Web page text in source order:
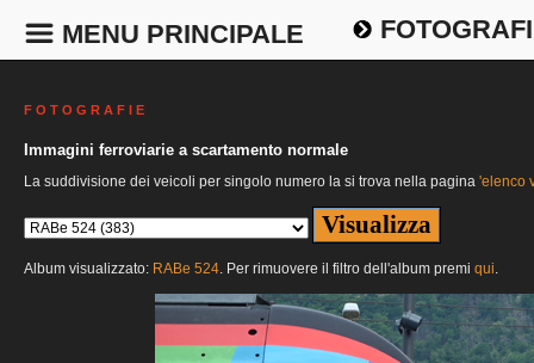
MENU PRINCIPALE
F O T O G R A F I E
Immagini ferroviarie a scartamento normale
La suddivisione dei veicoli per singolo numero la si trova nella pagina 'elenco
Album visualizzato: RABe 524. Per rimuovere il filtro dell'album premi qui.